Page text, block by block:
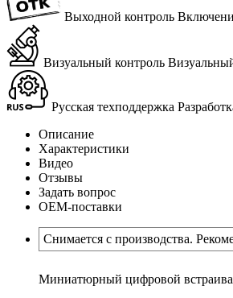
Выходной контроль
Визуальный контроль
Русская техподдержка
Описание
Характеристики
Видео
Отзывы
Задать вопрос
ОЕМ-поставки
Снимается с производства.
Миниатюрный цифровой